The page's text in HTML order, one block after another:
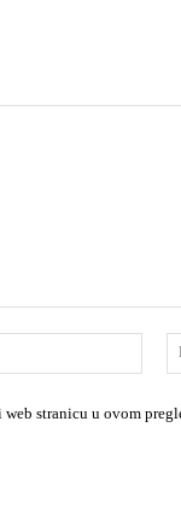
Ime:*
web stranicu u ovom